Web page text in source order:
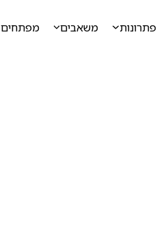
פתרונות משאבים מפתחים